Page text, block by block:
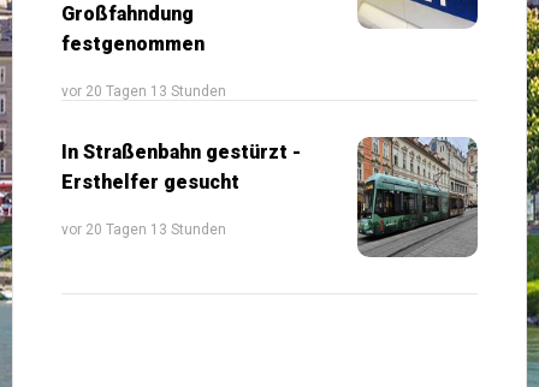
Großfahndung
festgenommen
vor 20 Tagen 13 Stunden
In Straßenbahn gestürzt -
Ersthelfer gesucht
vor 20 Tagen 13 Stunden